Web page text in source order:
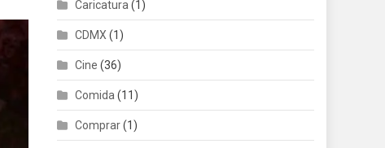
Caricatura (1)
CDMX (1)
Cine (36)
Comida (11)
Comprar(1)